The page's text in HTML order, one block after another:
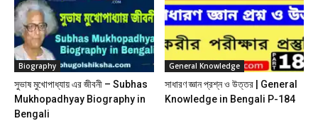
Biography
সুভাষ মুখোপাধ্যায় এর জীবনী – Subhas
Mukhopadhyay Biography in
Bengali
General Knowledge
সাধারণ জ্ঞান প্রশ্ন ও উত্তর | General
Knowledge in Bengali P-184